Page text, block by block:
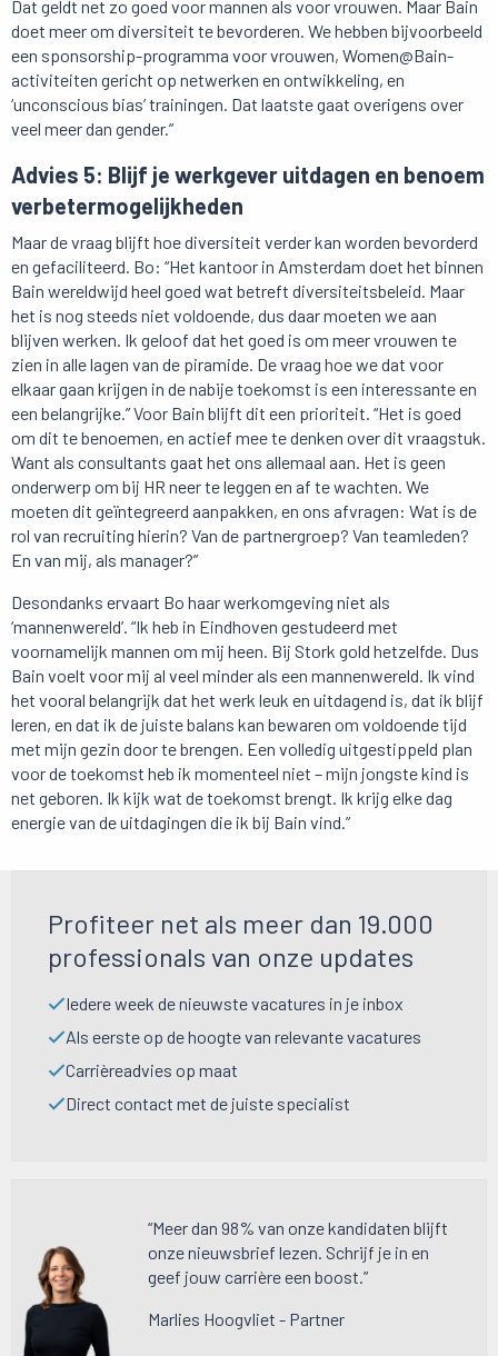
Dat geldt net zo goed voor mannen als voor vrouwen. Maar Bain
doet meer om diversiteit te bevorderen. We hebben bijvoorbeeld
een sponsorship-programma voor vrouwen, Women@Bain-
activiteiten gericht op netwerken en ontwikkeling, en
‘unconscious bias’ trainingen. Dat laatste gaat overigens over
veel meer dan gender.”
Advies 5: Blijf je werkgever uitdagen en benoem
verbetermogelijkheden
Maar de vraag blijft hoe diversiteit verder kan worden bevorderd
en gefaciliteerd. Bo: “Het kantoor in Amsterdam doet het binnen
Bain wereldwijd heel goed wat betreft diversiteitsbeleid. Maar
het is nog steeds niet voldoende, dus daar moeten we aan
blijven werken. Ik geloof dat het goed is om meer vrouwen te
zien in alle lagen van de piramide. De vraag hoe we dat voor
elkaar gaan krijgen in de nabije toekomst is een interessante en
een belangrijke.” Voor Bain blijft dit een prioriteit. “Het is goed
om dit te benoemen, en actief mee te denken over dit vraagstuk.
Want als consultants gaat het ons allemaal aan. Het is geen
onderwerp om bij HR neer te leggen en af te wachten. We
moeten dit geïntegreerd aanpakken, en ons afvragen: Wat is de
rol van recruiting hierin? Van de partnergroep? Van teamleden?
En van mij, als manager?”
Desondanks ervaart Bo haar werkomgeving niet als
‘mannenwereld’. “Ik heb in Eindhoven gestudeerd met
voornamelijk mannen om mij heen. Bij Stork gold hetzelfde. Dus
Bain voelt voor mij al veel minder als een mannenwereld. Ik vind
het vooral belangrijk dat het werk leuk en uitdagend is, dat ik blijf
leren, en dat ik de juiste balans kan bewaren om voldoende tijd
met mijn gezin door te brengen. Een volledig uitgestippeld plan
voor de toekomst heb ik momenteel niet – mijn jongste kind is
net geboren. Ik kijk wat de toekomst brengt. Ik krijg elke dag
energie van de uitdagingen die ik bij Bain vind.”
Profiteer net als meer dan 19.000
professionals van onze updates
Iedere week de nieuwste vacatures in je inbox
Als eerste op de hoogte van relevante vacatures
Carrièreadvies op maat
Direct contact met de juiste specialist
“Meer dan 98% van onze kandidaten blijft
onze nieuwsbrief lezen. Schrijf je in en
geef jouw carrière een boost.”
Marlies Hoogvliet - Partner